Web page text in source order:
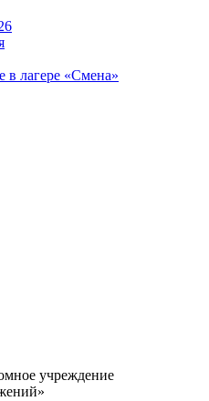
в лагере «Смена»
учреждение